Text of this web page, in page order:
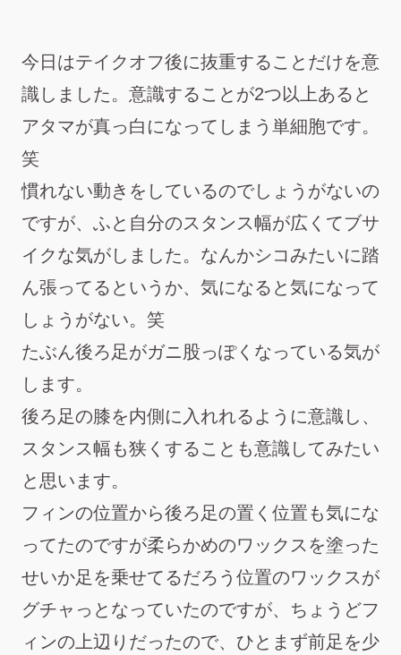
今日はテイクオフ後に抜重することだけを意
識しました。意識することが2つ以上あると
アタマが真っ白になってしまう単細胞です。
笑
慣れない動きをしているのでしょうがないの
ですが、ふと自分のスタンス幅が広くてブサ
イクな気がしました。なんかシコみたいに踏
ん張ってるというか、気になると気になって
しょうがない。笑
たぶん後ろ足がガニ股っぽくなっている気が
します。
後ろ足の膝を内側に入れれるように意識し、
スタンス幅も狭くすることも意識してみたい
と思います。
フィンの位置から後ろ足の置く位置も気にな
ってたのですが柔らかめのワックスを塗った
せいか足を乗せてるだろう位置のワックスが
グチャっとなっていたのですが、ちょうどフ
ィンの上辺りだったので、ひとまず前足を少